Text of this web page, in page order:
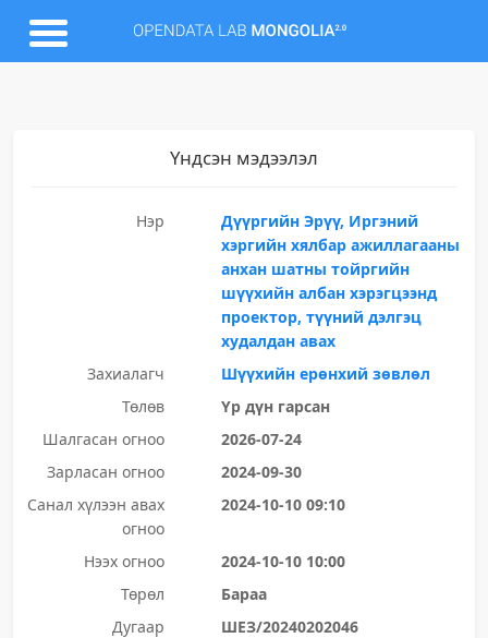
Үндсэн мэдээлэл
Нэр
Дүүргийн Эрүү, Иргэний
хэргийн хялбар ажиллагааны
анхан шатны тойргийн
шүүхийн албан хэрэгцээнд
проектор, түүний дэлгэц
худалдан авах
Захиалагч
Шүүхийн ерөнхий зөвлөл
Төлөв
Үр дүн гарсан
Шалгасан огноо
2026-07-24
Зарласан огноо
2024-09-30
Санал хүлээн авах
огноо
2024-10-10 09:10
Нээх огноо
2024-10-10 10:00
Төрөл
Бараа
Дугаар
ШЕЗ/20240202046